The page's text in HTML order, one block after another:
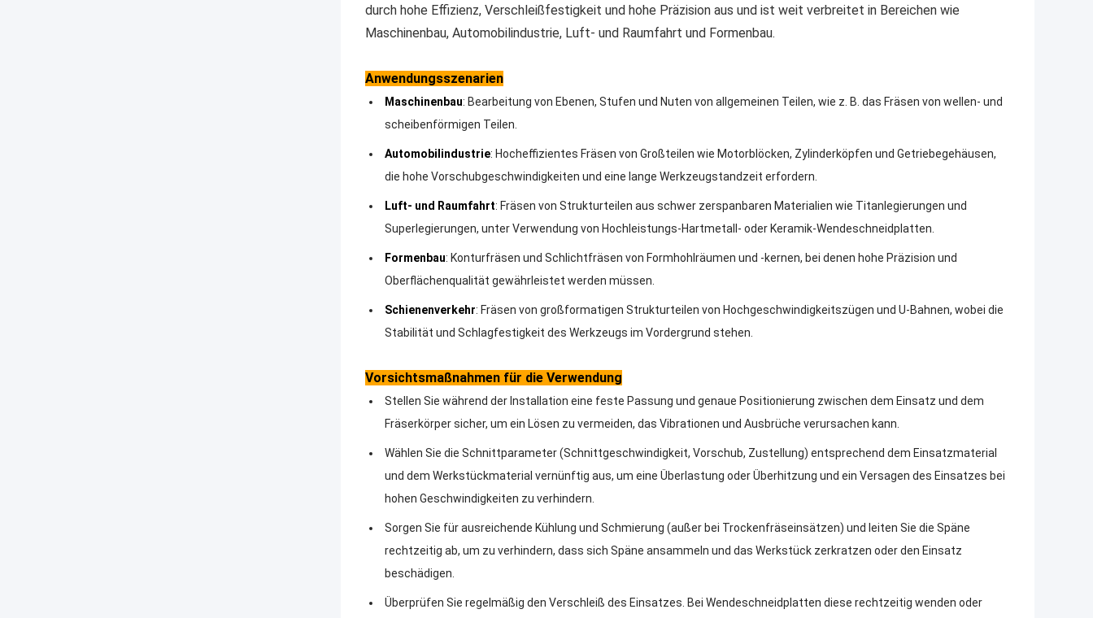
durch hohe Effizienz, Verschleißfestigkeit und hohe Präzision aus und ist weit verbreitet in Bereichen wie
Maschinenbau, Automobilindustrie, Luft- und Raumfahrt und Formenbau.
Anwendungsszenarien
Maschinenbau: Bearbeitung von Ebenen, Stufen und Nuten von allgemeinen Teilen, wie z. B. das Fräsen von wellen- und
scheibenförmigen Teilen.
Automobilindustrie: Hocheffizientes Fräsen von Großteilen wie Motorblöcken, Zylinderköpfen und Getriebegehäusen,
die hohe Vorschubgeschwindigkeiten und eine lange Werkzeugstandzeit erfordern.
Luft- und Raumfahrt: Fräsen von Strukturteilen aus schwer zerspanbaren Materialien wie Titanlegierungen und
Superlegierungen, unter Verwendung von Hochleistungs-Hartmetall- oder Keramik-Wendeschneidplatten.
Formenbau: Konturfräsen und Schlichtfräsen von Formhohlräumen und -kernen, bei denen hohe Präzision und
Oberflächenqualität gewährleistet werden müssen.
Schienenverkehr: Fräsen von großformatigen Strukturteilen von Hochgeschwindigkeitszügen und U-Bahnen, wobei die
Stabilität und Schlagfestigkeit des Werkzeugs im Vordergrund stehen.
Vorsichtsmaßnahmen für die Verwendung
Stellen Sie während der Installation eine feste Passung und genaue Positionierung zwischen dem Einsatz und dem
Fräserkörper sicher, um ein Lösen zu vermeiden, das Vibrationen und Ausbrüche verursachen kann.
Wählen Sie die Schnittparameter (Schnittgeschwindigkeit, Vorschub, Zustellung) entsprechend dem Einsatzmaterial
und dem Werkstückmaterial vernünftig aus, um eine Überlastung oder Überhitzung und ein Versagen des Einsatzes bei
hohen Geschwindigkeiten zu verhindern.
Sorgen Sie für ausreichende Kühlung und Schmierung (außer bei Trockenfräseinsätzen) und leiten Sie die Späne
rechtzeitig ab, um zu verhindern, dass sich Späne ansammeln und das Werkstück zerkratzen oder den Einsatz
beschädigen.
Überprüfen Sie regelmäßig den Verschleiß des Einsatzes. Bei Wendeschneidplatten diese rechtzeitig wenden oder